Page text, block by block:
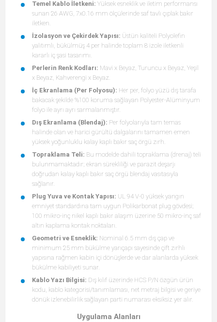
Temel Kablo İletkeni: Yüksek esneklik ve iletim performansı
sunan 26 AWG, 7x0.16 mm ölçülerinde saf tavlı çıplak bakır
iletken.
İzolasyon ve Çekirdek Yapısı: Üstün kaliteli Polyolefin
yalıtımlı, bükülmüş 4 per halinde toplam 8 izole iletkenli
kararlı iç şasi tasarımı.
Perlerin Renk Kodları: Mavi x Beyaz, Turuncu x Beyaz, Yeşil
x Beyaz, Kahverengi x Beyaz.
İç Ekranlama (Per Folyosu): Her per, folyo yüzü dış tarafa
bakacak şekilde %100 koruma sağlayan Polyester-Alüminyum
folyo ile ayrı ayrı sarmalanmıştır.
Dış Ekranlama (Blendaj): Per folyolarıyla tam temas
halinde olan ve harici gürültü dalgalarını tamamen emen
yüksek yoğunluklu kalay kaplı bakır saç örgü zırh.
Topraklama Teli: Bu modelde dahili topraklama (drenaj) teli
bulunmamaktadır; ekran sürekliliği ve parazit deşarjı
doğrudan kalay kaplı bakır saç örgü blendaj vasıtasıyla
sağlanır.
Plug Yuva ve Kontak Yapısı: UL 94 V-0 yüksek yangın
emniyet standardına tam uygun Polikarbonat plug gövdesi;
100 mikro-inç nikel kaplı bakır alaşım üzerine 50 mikro-inç saf
altın kaplama kontak noktaları.
Geometri ve Esneklik: Nominal 6.5 mm dış çap ve
minimum 25 mm bükülme yarıçapı sayesinde çift zırhlı
yapısına rağmen kabin içi dönüşlerde ve dar alanlarda yüksek
bükülme kabiliyeti sunar.
Kablo Yazı Bilgisi: Dış kılıf üzerinde HCS P/N özgün ürün
kodu, kablo kategorisi/tanımlaması, net metraj bilgisi ve geriye
dönük izlenebilirlik sağlayan parti numarası eksiksiz yer alır.
Uygulama Alanları